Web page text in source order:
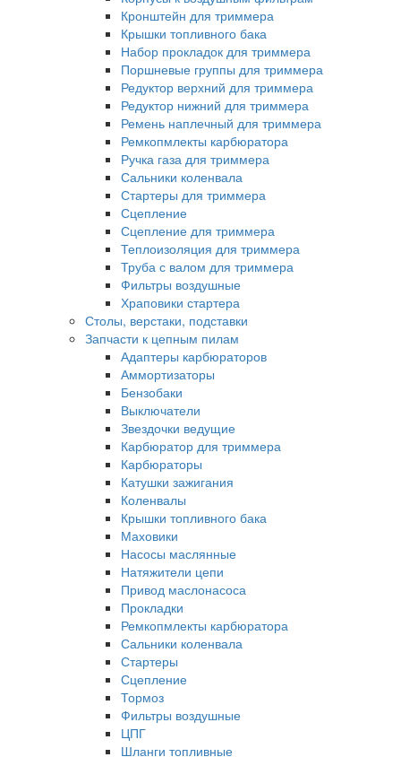
Кронштейн для триммера
Крышки топливного бака
Набор прокладок для триммера
Поршневые группы для триммера
Редуктор верхний для триммера
Редуктор нижний для триммера
Ремень наплечный для триммера
Ремкопмлекты карбюратора
Ручка газа для триммера
Сальники коленвала
Стартеры для триммера
Сцепление
Сцепление для триммера
Теплоизоляция для триммера
Труба с валом для триммера
Фильтры воздушные
Храповики стартера
Столы, верстаки, подставки
Запчасти к цепным пилам
Адаптеры карбюраторов
Аммортизаторы
Бензобаки
Выключатели
Звездочки ведущие
Карбюратор для триммера
Карбюраторы
Катушки зажигания
Коленвалы
Крышки топливного бака
Маховики
Насосы маслянные
Натяжители цепи
Привод маслонасоса
Прокладки
Ремкопмлекты карбюратора
Сальники коленвала
Стартеры
Сцепление
Тормоз
Фильтры воздушные
ЦПГ
Шланги топливные